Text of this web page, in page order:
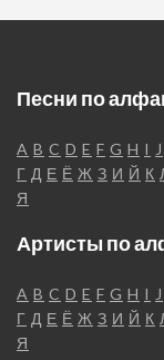
Песни по
A B C D E F G H I J
Г Д Е Ё Ж З И Й К
Я
Артисты по
A B C D E F G H I J
Г Д Е Ё Ж З И Й К
Я